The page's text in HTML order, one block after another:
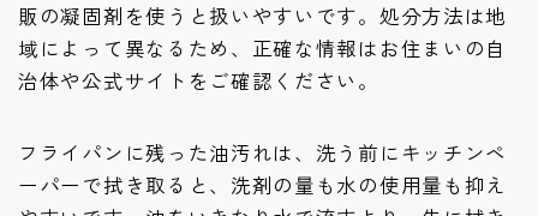
販の凝固剤を使うと扱いやすいです。処分方法は地
域によって異なるため、正確な情報はお住まいの自
治体や公式サイトをご確認ください。
フライパンに残った油汚れは、洗う前にキッチンペ
ーパーで拭き取ると、洗剤の量も水の使用量も抑え